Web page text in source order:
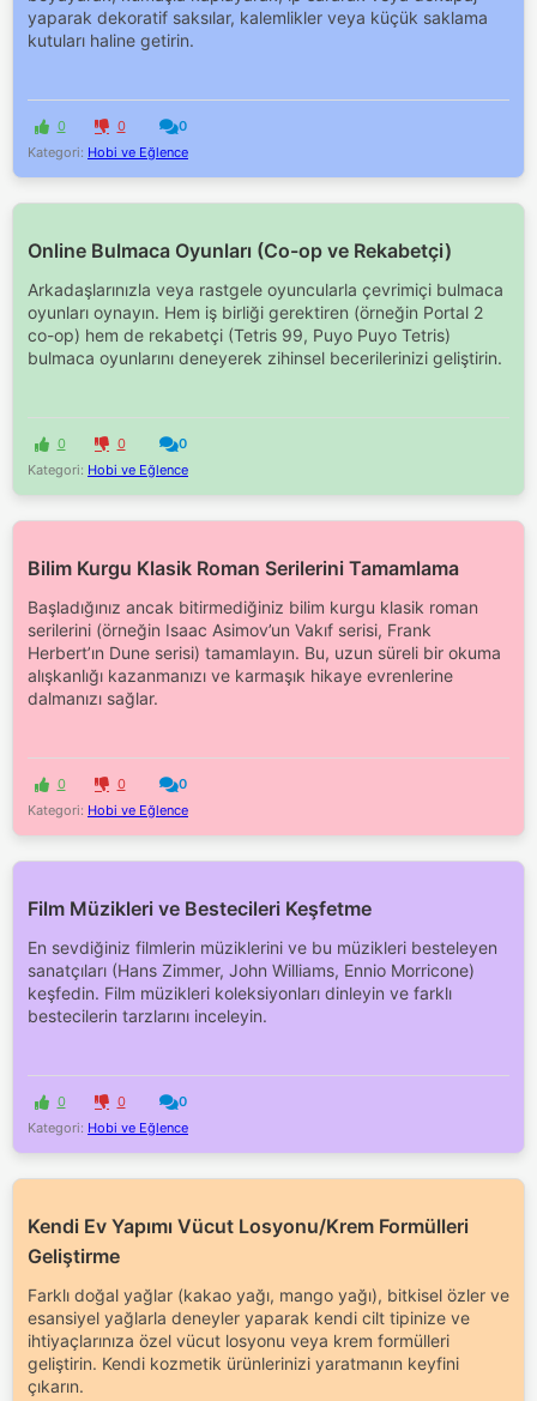
yaparak dekoratif saksılar, kalemlikler veya küçük saklama
kutuları haline getirin.
0 0
0
Kategori: Hobi ve Eğlence
Online Bulmaca Oyunları (Co-op ve Rekabetçi)
Arkadaşlarınızla veya rastgele oyuncularla çevrimiçi bulmaca
oyunları oynayın. Hem iş birliği gerektiren (örneğin Portal 2
co-op) hem de rekabetçi (Tetris 99, Puyo Puyo Tetris)
bulmaca oyunlarını deneyerek zihinsel becerilerinizi geliştirin.
0 0
0
Kategori: Hobi ve Eğlence
Bilim Kurgu Klasik Roman Serilerini Tamamlama
Başladığınız ancak bitirmediğiniz bilim kurgu klasik roman
serilerini (örneğin Isaac Asimov’un Vakıf serisi, Frank
Herbert’ın Dune serisi) tamamlayın. Bu, uzun süreli bir okuma
alışkanlığı kazanmanızı ve karmaşık hikaye evrenlerine
dalmanızı sağlar.
0 0
0
Kategori: Hobi ve Eğlence
Film Müzikleri ve Bestecileri Keşfetme
En sevdiğiniz filmlerin müziklerini ve bu müzikleri besteleyen
sanatçıları (Hans Zimmer, John Williams, Ennio Morricone)
keşfedin. Film müzikleri koleksiyonları dinleyin ve farklı
bestecilerin tarzlarını inceleyin.
0 0
0
Kategori: Hobi ve Eğlence
Kendi Ev Yapımı Vücut Losyonu/Krem Formülleri
Geliştirme
Farklı doğal yağlar (kakao yağı, mango yağı), bitkisel özler ve
esansiyel yağlarla deneyler yaparak kendi cilt tipinize ve
ihtiyaçlarınıza özel vücut losyonu veya krem formülleri
geliştirin. Kendi kozmetik ürünlerinizi yaratmanın keyfini
çıkarın.